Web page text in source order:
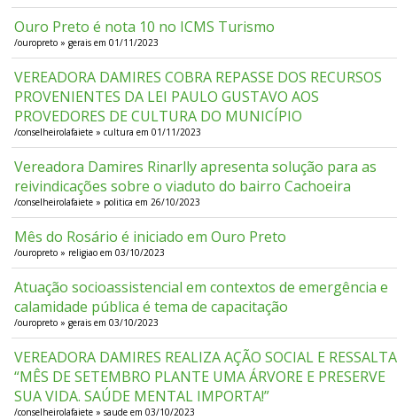
Ouro Preto é nota 10 no ICMS Turismo
/ouropreto » gerais em 01/11/2023
VEREADORA DAMIRES COBRA REPASSE DOS RECURSOS
PROVENIENTES DA LEI PAULO GUSTAVO AOS
PROVEDORES DE CULTURA DO MUNICÍPIO
/conselheirolafaiete » cultura em 01/11/2023
Vereadora Damires Rinarlly apresenta solução para as
reivindicações sobre o viaduto do bairro Cachoeira
/conselheirolafaiete » politica em 26/10/2023
Mês do Rosário é iniciado em Ouro Preto
/ouropreto » religiao em 03/10/2023
Atuação socioassistencial em contextos de emergência e
calamidade pública é tema de capacitação
/ouropreto » gerais em 03/10/2023
VEREADORA DAMIRES REALIZA AÇÃO SOCIAL E RESSALTA
“MÊS DE SETEMBRO PLANTE UMA ÁRVORE E PRESERVE
SUA VIDA. SAÚDE MENTAL IMPORTA!”
/conselheirolafaiete » saude em 03/10/2023